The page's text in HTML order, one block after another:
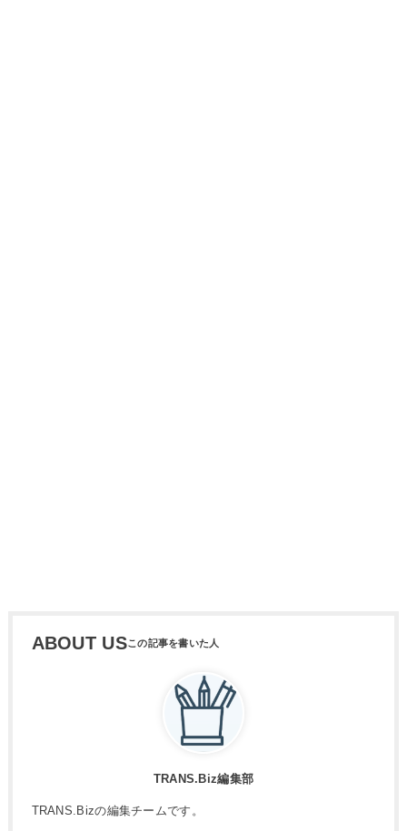
ABOUT US
TRANS.Biz編集部
TRANS.Bizの編集チームです。